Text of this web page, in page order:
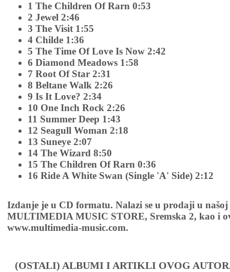
1 The Children Of Rarn 0:53
2 Jewel 2:46
3 The Visit 1:55
4 Childe 1:36
5 The Time Of Love Is Now 2:42
6 Diamond Meadows 1:58
7 Root Of Star 2:31
8 Beltane Walk 2:26
9 Is It Love? 2:34
10 One Inch Rock 2:26
11 Summer Deep 1:43
12 Seagull Woman 2:18
13 Suneye 2:07
14 The Wizard 8:50
15 The Children Of Rarn 0:36
16 Ride A White Swan (Single 'A' Side) 2:12
Izdanje je u CD formatu. Nalazi se u prodaji u
MULTIMEDIA MUSIC STORE, Sremska 2, kao i
www.multimedia-music.com.
(OSTALI) ALBUMI I ARTIKLI OVOG